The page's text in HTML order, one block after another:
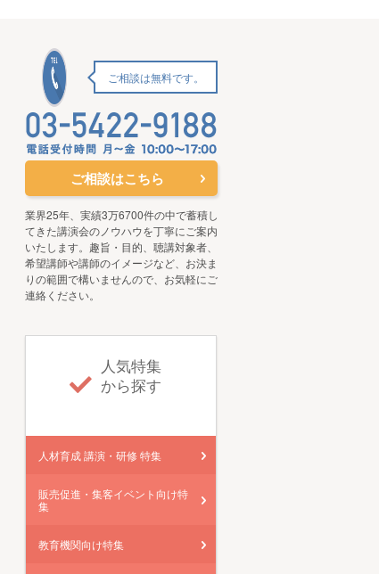
ご相談は無料です。
ご相談はこちら
業界25年、実績3万6700件の中で蓄積し
てきた講演会のノウハウを丁寧にご案内
いたします。趣旨・目的、聴講対象者、
希望講師や講師のイメージなど、お決ま
りの範囲で構いませんので、お気軽にご
連絡ください。
人気特集
から探す
人材育成 講演・研修 特集
販売促進・集客イベント向け特
集
教育機関向け特集